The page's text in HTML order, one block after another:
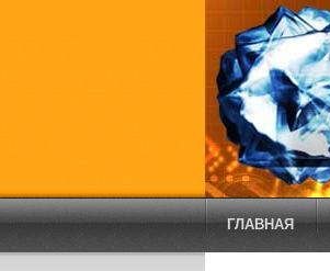
ГЛАВНАЯ